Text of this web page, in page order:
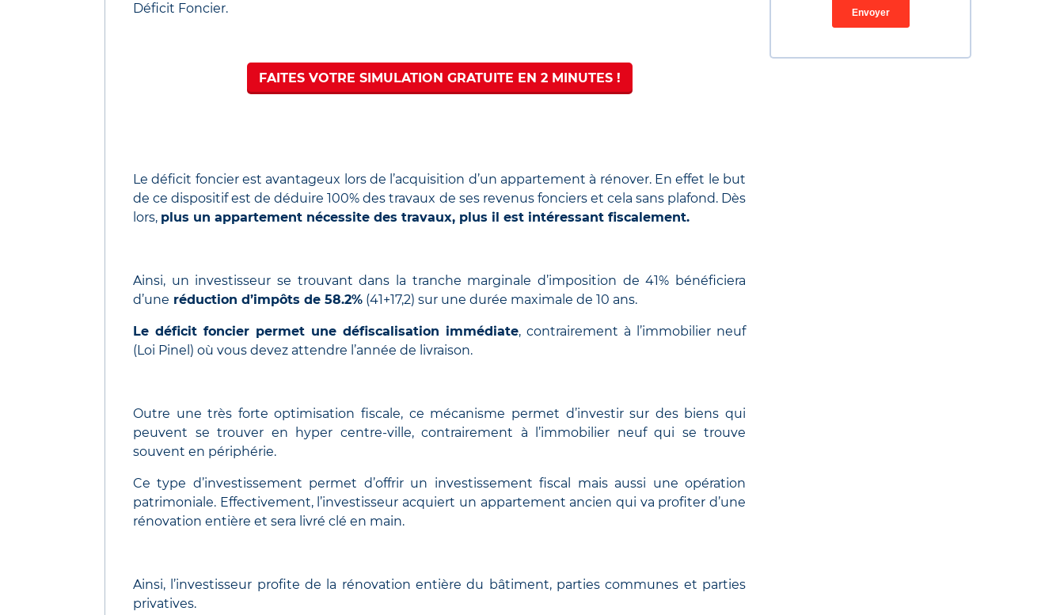
Déficit Foncier.
FAITES VOTRE SIMULATION GRATUITE EN 2 MINUTES !
Le déficit foncier est avantageux lors de l’acquisition d’un appartement à rénover. En effet le but
de ce dispositif est de déduire 100% des travaux de ses revenus fonciers et cela sans plafond. Dès
lors, plus un appartement nécessite des travaux, plus il est intéressant fiscalement.
Ainsi, un investisseur se trouvant dans la tranche marginale d’imposition de 41% bénéficiera
d’une réduction d’impôts de 58.2% (41+17,2) sur une durée maximale de 10 ans.
Le déficit foncier permet une défiscalisation immédiate, contrairement à l’immobilier neuf
(Loi Pinel) où vous devez attendre l’année de livraison.
Outre une très forte optimisation fiscale, ce mécanisme permet d’investir sur des biens qui
peuvent se trouver en hyper centre-ville, contrairement à l’immobilier neuf qui se trouve
souvent en périphérie.
Ce type d’investissement permet d’offrir un investissement fiscal mais aussi une opération
patrimoniale. Effectivement, l’investisseur acquiert un appartement ancien qui va profiter d’une
rénovation entière et sera livré clé en main.
Ainsi, l’investisseur profite de la rénovation entière du bâtiment, parties communes et parties
privatives.